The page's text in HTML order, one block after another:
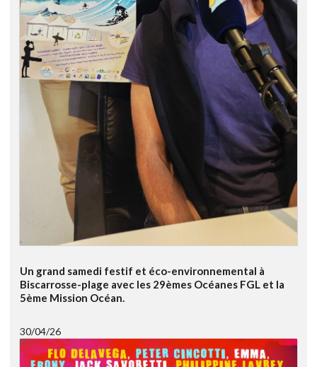
Un grand samedi festif et éco-environnemental à
Biscarrosse-plage avec les 29èmes Océanes FGL et la
5ème Mission Océan.
30/04/26